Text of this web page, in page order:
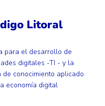
Litoral
para el desarrollo de
digitales -TI - y la
de conocimiento aplicado
economía digital